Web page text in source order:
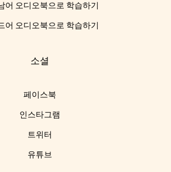
어 오디오북으로 학습하기
어 오디오북으로 학습하기
소셜
페이스북
인스타그램
트위터
유튜브